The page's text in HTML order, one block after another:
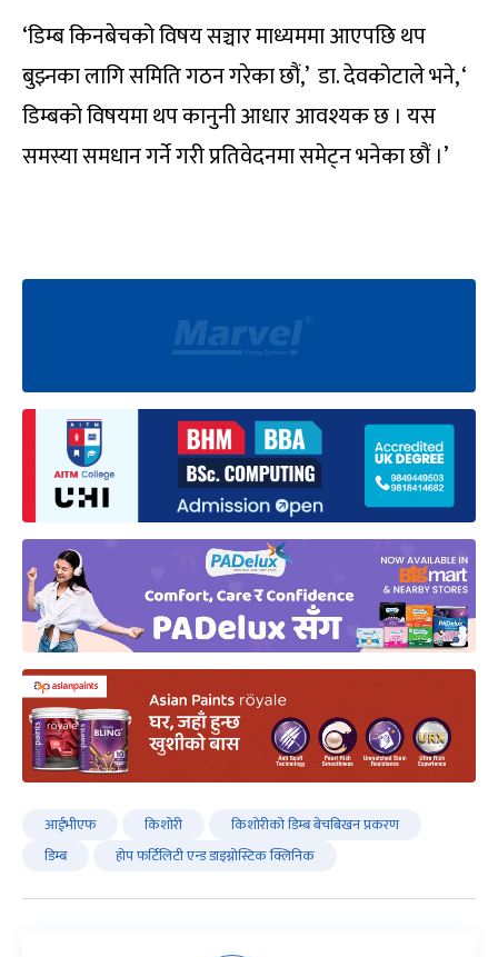
‘डिम्ब किनबेचको विषय सञ्चार माध्यममा आएपछि थप
बुझ्नका लागि समिति गठन गरेका छौं,’ डा. देवकोटाले भने, ‘
डिम्बको विषयमा थप कानुनी आधार आवश्यक छ । यस
समस्या समधान गर्ने गरी प्रतिवेदनमा समेट्न भनेका छौं ।’
आईभीएफ किशोरी
किशोरीको डिम्ब बेचबिखन प्रकरण
डिम्ब
होप फर्टिलिटी एन्ड डाइग्नोस्टिक क्लिनिक